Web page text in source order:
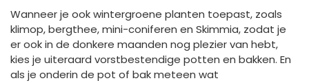
Wanneer je ook wintergroene planten toepast, zoals
klimop, bergthee, mini-coniferen en Skimmia, zodat je
er ook in de donkere maanden nog plezier van hebt,
kies je uiteraard vorstbestendige potten en bakken. En
als je onderin de pot of bak meteen wat